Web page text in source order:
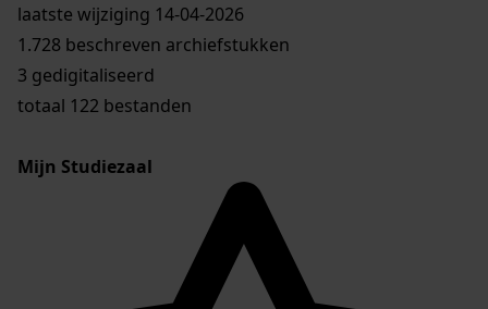
laatste wijziging 14-04-2026
1.728 beschreven archiefstukken
3 gedigitaliseerd
totaal 122 bestanden
Mijn Studiezaal